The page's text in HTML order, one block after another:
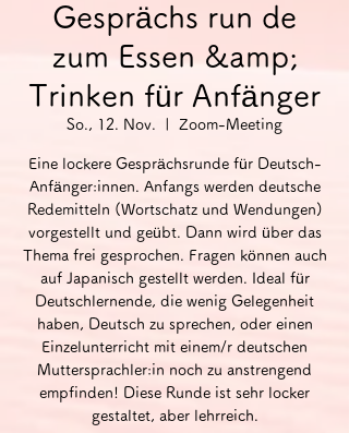
Gesprächs run de
zum Essen &amp;
Trinken für Anfänger
So., 12. Nov. Zoom-Meeting
Eine lockere Gesprächsrunde für Deutsch-
Anfänger:innen. Anfangs werden deutsche
Redemitteln (Wortschatz und Wendungen)
vorgestellt und geübt. Dann wird über das
Thema frei gesprochen. Fragen können auch
auf Japanisch gestellt werden. Ideal für
Deutschlernende, die wenig Gelegenheit
haben, Deutsch zu sprechen, oder einen
Einzelunterricht mit einem/r deutschen
Muttersprachler:in noch zu anstrengend
empfinden! Diese Runde ist sehr locker
gestaltet, aber lehrreich.